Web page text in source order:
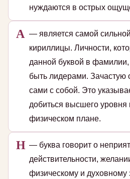
нуждаются в острых
А — является самой
кириллицы. Личности,
данной буквой в фамилии,
быть лидерами. Зачастую
сами с собой. Это
добиться высшего уровня
физическом плане.
Н — буква говорит о
действительности,
физическому и